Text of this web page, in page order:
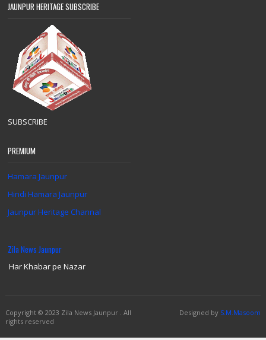
JAUNPUR HERITAGE SUBSCRIBE
SUBSCRIBE
PREMIUM
Hamara Jaunpur
Hindi Hamara Jaunpur
Jaunpur Heritage Channal
Zila News Jaunpur
Har Khabar pe Nazar
Copyright© 2023 Zila News Jaunpur . All
rights reserved
Designed by S.M.Masoom